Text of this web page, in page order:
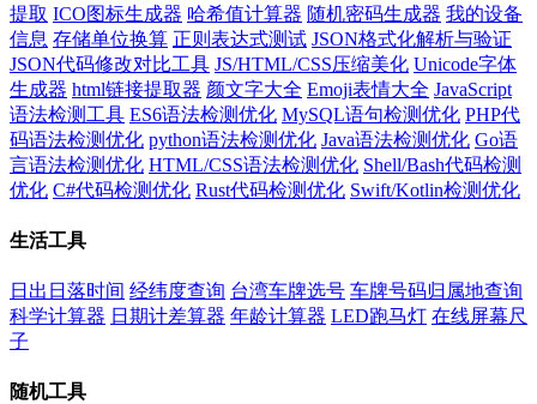
提取 ICO图标生成器 哈希值计算器 随机密码生成器 我的设备
信息 存储单位换算 正则表达式测试 JSON格式化解析与验证
JSON代码修改对比工具 JS/HTML/CSS压缩美化 Unicode字体
生成器 html链接提取器 颜文字大全 Emoji表情大全 JavaScript
语法检测工具 ES6语法检测优化 MySQL语句检测优化 PHP代
码语法检测优化 python语法检测优化 Java语法检测优化 Go语
言语法检测优化 HTML/CSS语法检测优化 Shell/Bash代码检测
优化 C#代码检测优化 Rust代码检测优化 Swift/Kotlin检测优化
生活工具
日出日落时间 经纬度查询 台湾车牌选号 车牌号码归属地查询
科学计算器 日期计差算器 年龄计算器 LED跑马灯 在线屏幕尺
子
随机工具